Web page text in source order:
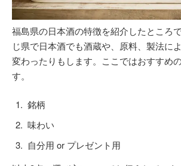
福島県の日本酒の特徴を紹介したところ
じ県で日本酒でも酒蔵や、原料、製法に
変わったりもします。ここではおすすめ
す。
銘柄
味わい
自分用 or プレゼント用